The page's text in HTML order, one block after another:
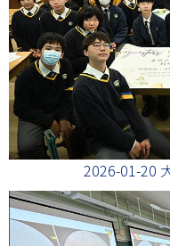
2026-01-20